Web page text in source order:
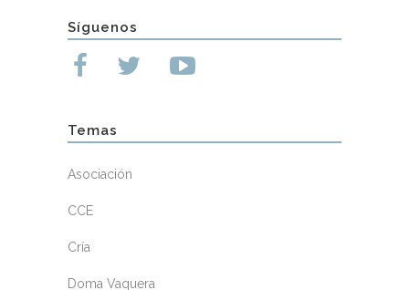
Síguenos
Temas
Asociación
CCE
Cría
Doma Vaquera